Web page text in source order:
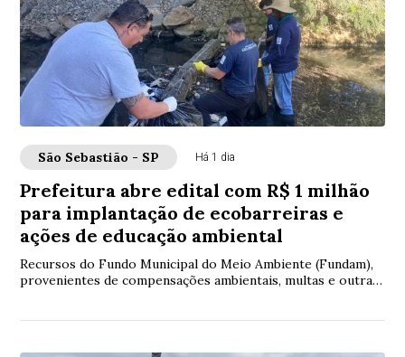
São Sebastião - SP Há 1 dia
Prefeitura abre edital com R$ 1 milhão
para implantação de ecobarreiras e
ações de educação ambiental
Recursos do Fundo Municipal do Meio Ambiente (Fundam),
provenientes de compensações ambientais, multas e outras